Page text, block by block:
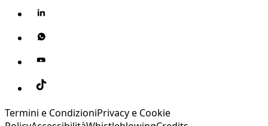
Termini e CondizioniPrivacy e Cookie